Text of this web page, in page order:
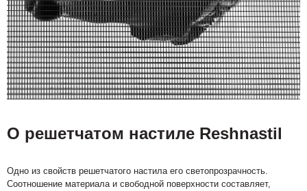
О решетчатом настиле Reshnastil
Одно из свойств решетчатого настила его светопрозрачность.
Соотношение материала и свободной поверхности составляет,